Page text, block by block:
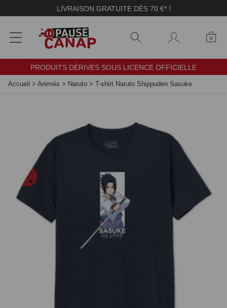
LIVRAISON GRATUITE DÈS 70 €* !
0
PRODUITS DÉRIVÉS SOUS LICENCE OFFICIELLE
Accueil > Animés > Naruto > T-shirt Naruto Shippuden Sasuke
Panneau de gestion des cookies